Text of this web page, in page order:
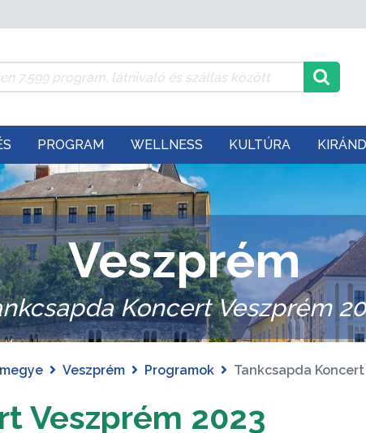
PROGRAM WELLNESS KULTÚRA
Veszprém
Koncert Veszprém
Veszprém Programok Tankcsapda Koncert
Veszprém 2023